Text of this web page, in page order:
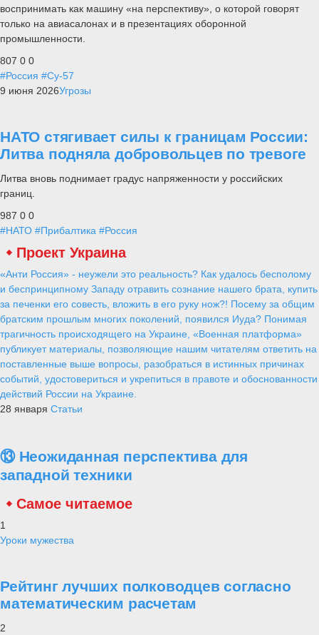
воспринимать как машину «на перспективу», о которой говорят
только на авиасалонах и в презентациях оборонной
промышленности.
807 0 0
#Россия #Су-57
9 июня 2026Угрозы
НАТО стягивает силы к границам России:
Литва подняла добровольцев по тревоге
Литва вновь поднимает градус напряженности у российских
границ.
987 0 0
#НАТО #Прибалтика #Россия
Проект Украина
«Анти Россия» - неужели это реальность? Как удалось бесполому
и беспринципному Западу отравить сознание нашего брата, купить
за печенки его совесть, вложить в его руку нож?! Посему за общим
братским прошлым многих поколений, появился Иуда? Понимая
трагичность происходящего на Украине, «Военная платформа»
публикует материалы, позволяющие нашим читателям ответить на
поставленные выше вопросы, разобраться в истинных причинах
событий, удостовериться и укрепиться в правоте и обоснованности
действий России на Украине.
28 января Статьи
⑬ Неожиданная перспектива для
западной техники
Самое читаемое
1
Уроки мужества
Рейтинг лучших полководцев согласно
математическим расчетам
2